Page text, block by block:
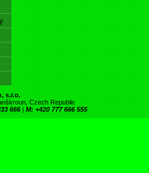
s.r.o.
Czech Republic
666 | M: +420 777 666 555